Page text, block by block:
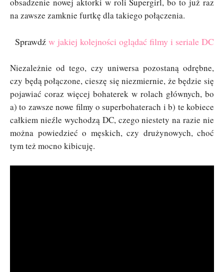
obsadzenie nowej aktorki w roli Supergirl, bo to już raz
na zawsze zamknie furtkę dla takiego połączenia.
Sprawdź w jakiej kolejności oglądać filmy i seriale DC
Niezależnie od tego, czy uniwersa pozostaną odrębne,
czy będą połączone, cieszę się niezmiernie, że będzie się
pojawiać coraz więcej bohaterek w rolach głównych, bo
a) to zawsze nowe filmy o superbohaterach i b) te kobiece
całkiem nieźle wychodzą DC, czego niestety na razie nie
można powiedzieć o męskich, czy drużynowych, choć
tym też mocno kibicuję.